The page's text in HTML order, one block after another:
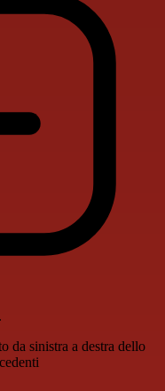
da sinistra a destra dello